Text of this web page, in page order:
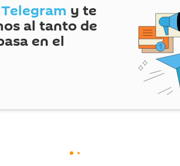
Telegram y te
al tanto de
en el